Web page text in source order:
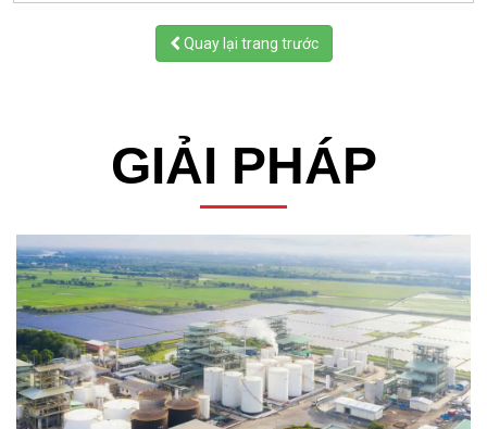
Quay lại trang trước
GIẢI PHÁP